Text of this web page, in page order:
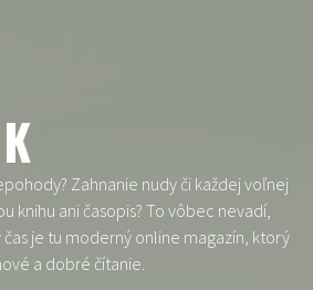
Zahnanie nudy či každej voľnej
knihu ani časopis? To vôbec nevadí,
je tu moderný online magazín, ktorý
a dobré čítanie.